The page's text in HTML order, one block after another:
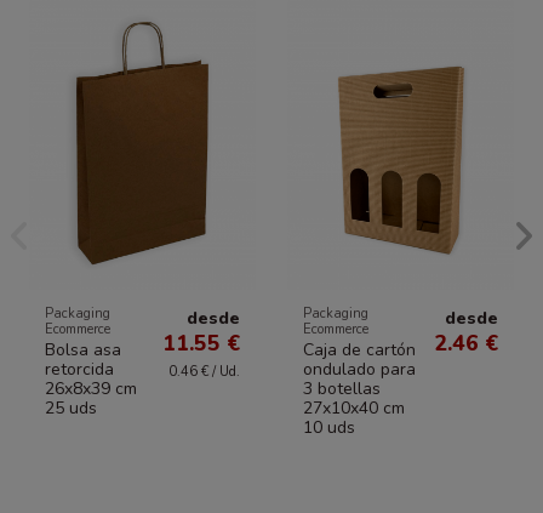
Packaging
Ecommerce
Bolsa asa
retorcida
26x8x39 cm
25 uds
desde
11.55 €
0.46 € / Ud.
Packaging
Ecommerce
Caja de cartón
ondulado para
3 botellas
27x10x40 cm
10 uds
desde
2.46 €